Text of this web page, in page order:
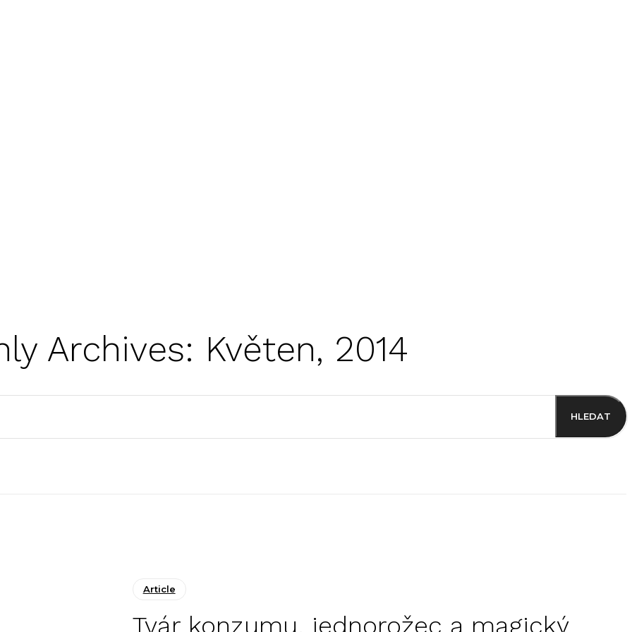
Archives: Květen, 2014
HLEDAT
Article
Tvár konzumu, jednorožec a magický